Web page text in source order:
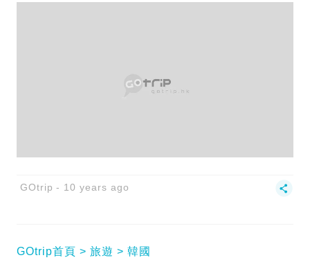
GOtrip 10 years ago
GOtrip首頁 旅遊 韓國